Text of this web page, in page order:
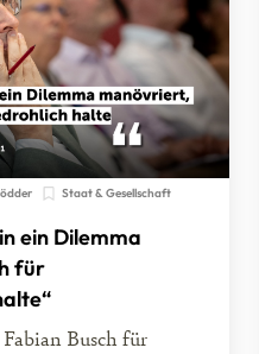
Staat & Gesellschaft
ein Dilemma
für
Busch für